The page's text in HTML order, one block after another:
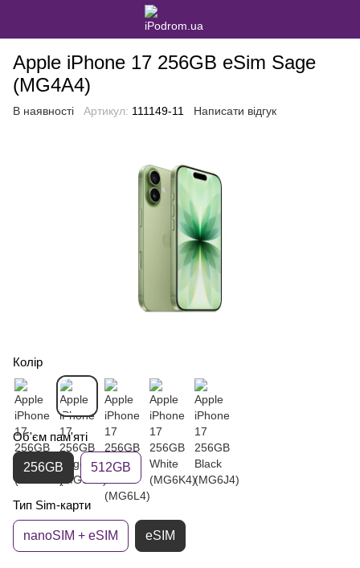
Apple iPhone 17 256GB eSim Sage
(MG4A4)
В наявності Артикул: 111149-11 Написати відгук
Колір
Об'єм пам'яті
256GB 512GB
Тип Sim-карти
nanoSIM + eSIM eSIM